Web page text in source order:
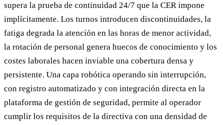
supera la prueba de continuidad 24/7 que la CER impone
implícitamente. Los turnos introducen discontinuidades, la
fatiga degrada la atención en las horas de menor actividad,
la rotación de personal genera huecos de conocimiento y los
costes laborales hacen inviable una cobertura densa y
persistente. Una capa robótica operando sin interrupción,
con registro automatizado y con integración directa en la
plataforma de gestión de seguridad, permite al operador
cumplir los requisitos de la directiva con una densidad de